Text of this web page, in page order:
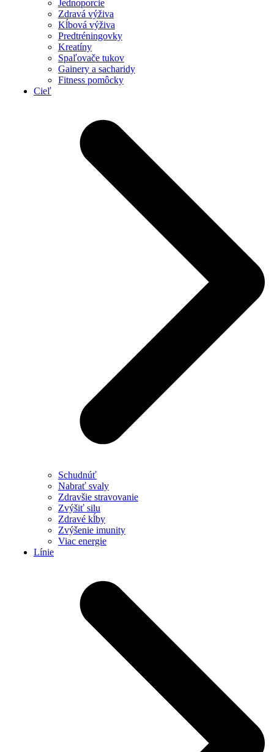
Jednoporcie
Zdravá výživa
Kĺbová výživa
Predtréningovky
Kreatíny
Spaľovače tukov
Gainery a sacharidy
Fitness pomôcky
Cieľ
Schudnúť
Nabrať svaly
Zdravšie stravovanie
Zvýšiť silu
Zdravé kĺby
Zvýšenie imunity
Viac energie
Línie